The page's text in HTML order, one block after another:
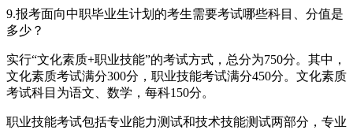
9.报考面向中职毕业生计划的考生需要考试哪些科目、分值是
多少？
实行“文化素质+职业技能”的考试方式，总分为750分。其中，
文化素质考试满分300分，职业技能考试满分450分。文化素质
考试科目为语文、数学，每科150分。
职业技能考试包括专业能力测试和技术技能测试两部分，专业